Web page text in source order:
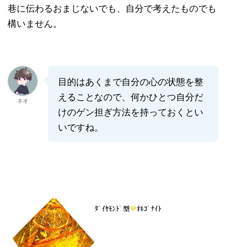
巷に伝わるおまじないでも、自分で考えたものでも
構いません。
ネオ
目的はあくまで自分の心の状態を整
えることなので、何かひとつ自分だ
けのゲン担ぎ方法を持っておくとい
いですね。